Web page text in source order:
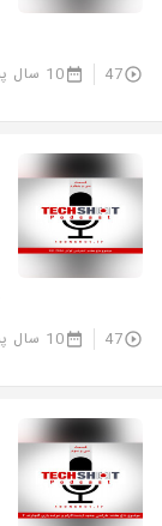
47 10 سال پیش
47 10 سال پیش